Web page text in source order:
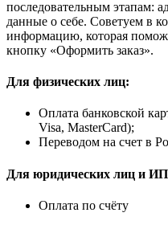
последовательным этапам:
данные о себе. Советуем в
информацию, которая
кнопку «Оформить заказ».
Для физических лиц:
Оплата банковской
Visa, MasterCard);
Переводом на счет в
Для юридических лиц и
Оплата по счёту